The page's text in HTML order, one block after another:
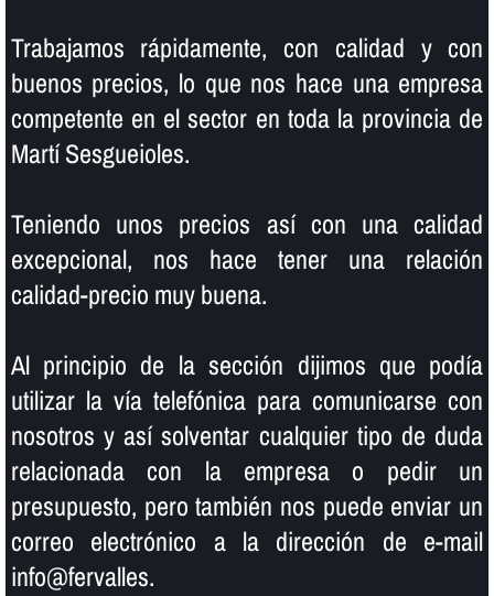
Trabajamos rápidamente, con calidad y con
buenos precios, lo que nos hace una empresa
competente en el sector en toda la provincia de
Martí Sesgueioles.
Teniendo unos precios así­ con una calidad
excepcional, nos hace tener una relación
calidad-precio muy buena.
Al principio de la sección dijimos que podí­a
utilizar la ví­a telefónica para comunicarse con
nosotros y así­ solventar cualquier tipo de duda
relacionada con la empresa o pedir un
presupuesto, pero también nos puede enviar un
correo electrónico a la dirección de e-mail
info@fervalles.